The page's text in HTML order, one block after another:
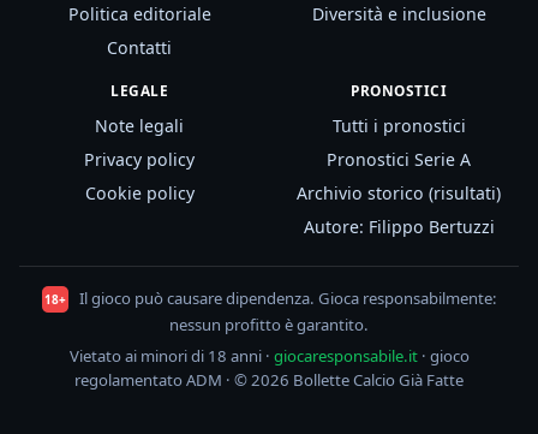
Politica editoriale
Contatti
Diversità e inclusione
LEGALE
Note legali
Privacy policy
Cookie policy
PRONOSTICI
Tutti i pronostici
Pronostici Serie A
Archivio storico (risultati)
Autore: Filippo Bertuzzi
18+
Il gioco può causare dipendenza. Gioca responsabilmente:
nessun profitto è garantito.
Vietato ai minori di 18 anni · giocaresponsabile.it· gioco
regolamentato ADM · © 2026 Bollette Calcio Già Fatte